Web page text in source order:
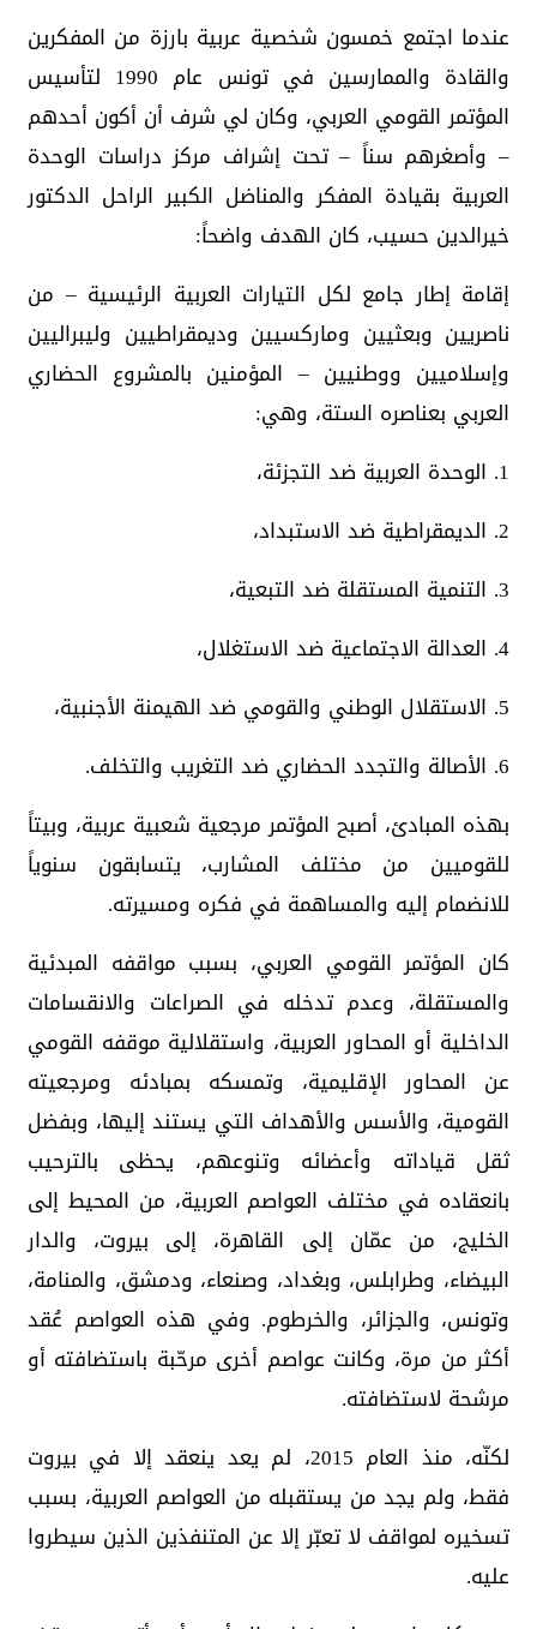
عندما اجتمع خمسون شخصية عربية بارزة من المفكرين
والقادة والممارسين في تونس عام 1990 لتأسيس
المؤتمر القومي العربي، وكان لي شرف أن أكون أحدهم
– وأصغرهم سناً – تحت إشراف مركز دراسات الوحدة
العربية بقيادة المفكر والمناضل الكبير الراحل الدكتور
خيرالدين حسيب، كان الهدف واضحاً:
إقامة إطار جامع لكل التيارات العربية الرئيسية – من
ناصريين وبعثيين وماركسيين وديمقراطيين وليبراليين
وإسلاميين ووطنيين – المؤمنين بالمشروع الحضاري
العربي بعناصره الستة، وهي:
1. الوحدة العربية ضد التجزئة،
2. الديمقراطية ضد الاستبداد،
3. التنمية المستقلة ضد التبعية،
4. العدالة الاجتماعية ضد الاستغلال،
5. الاستقلال الوطني والقومي ضد الهيمنة الأجنبية،
6. الأصالة والتجدد الحضاري ضد التغريب والتخلف.
بهذه المبادئ، أصبح المؤتمر مرجعية شعبية عربية، وبيتاً
للقوميين من مختلف المشارب، يتسابقون سنوياً
للانضمام إليه والمساهمة في فكره ومسيرته.
كان المؤتمر القومي العربي، بسبب مواقفه المبدئية
والمستقلة، وعدم تدخله في الصراعات والانقسامات
الداخلية أو المحاور العربية، واستقلالية موقفه القومي
عن المحاور الإقليمية، وتمسكه بمبادئه ومرجعيته
القومية، والأسس والأهداف التي يستند إليها، وبفضل
ثقل قياداته وأعضائه وتنوعهم، يحظى بالترحيب
بانعقاده في مختلف العواصم العربية، من المحيط إلى
الخليج، من عمّان إلى القاهرة، إلى بيروت، والدار
البيضاء، وطرابلس، وبغداد، وصنعاء، ودمشق، والمنامة،
وتونس، والجزائر، والخرطوم. وفي هذه العواصم عُقد
أكثر من مرة، وكانت عواصم أخرى مرحّبة باستضافته أو
مرشحة لاستضافته.
لكنّه، منذ العام 2015، لم يعد ينعقد إلا في بيروت
فقط، ولم يجد من يستقبله من العواصم العربية، بسبب
تسخيره لمواقف لا تعبّر إلا عن المتنفذين الذين سيطروا
عليه.